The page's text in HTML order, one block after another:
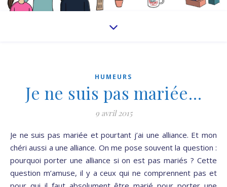
HUMEURS
Je ne suis pas mariée…
9 avril 2015
Je ne suis pas mariée et pourtant j’ai une alliance. Et mon
chéri aussi a une alliance. On me pose souvent la question :
pourquoi porter une alliance si on est pas mariés ? Cette
question m’amuse, il y a ceux qui ne comprennent pas et